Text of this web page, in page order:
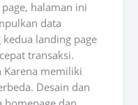
halaman ini
data
landing page
transaksi.
Karena memiliki
Desain dan